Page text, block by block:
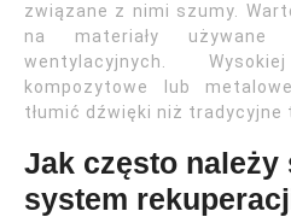
związane z nimi szumy.
na materiały używane
wentylacyjnych.
kompozytowe lub
tłumić dźwięki niż tradycyjne
Jak często należy
system